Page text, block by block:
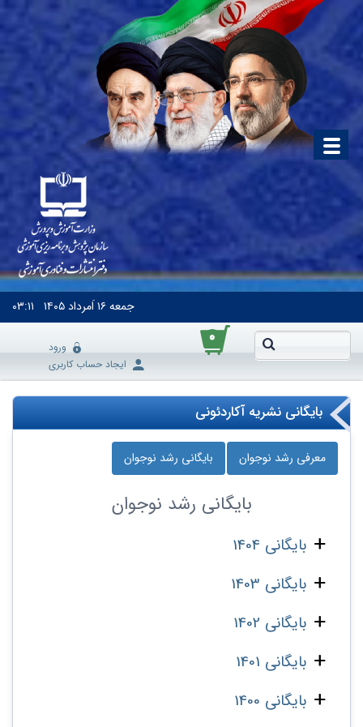
جمعه۱۶ اَمرداد ۱۴۰۵ ۰۳:۱۱
۰
ورود
ایجاد حساب کاربری
بایگانی نشریه آکاردئونی
معرفی رشد نوجوان بایگانی رشد نوجوان
بایگانی رشد نوجوان
بایگانی 1404
بایگانی 1403
بایگانی 1402
بایگانی 1401
بایگانی 1400